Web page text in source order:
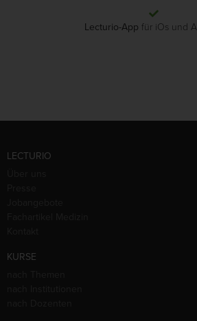
Lecturio-App für iOs und
LECTURIO
KURSE